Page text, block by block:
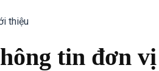
thiệu
tin đơn vị